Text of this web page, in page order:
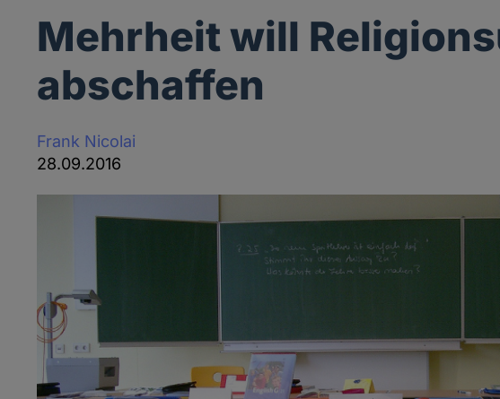
Mehrheit will
abschaffen
Frank Nicolai
28.09.2016